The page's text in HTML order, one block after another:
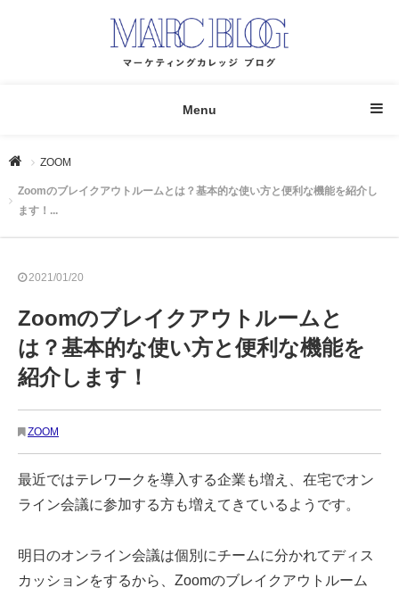
Menu
ZOOM
Zoomのブレイクアウトルームとは？基本的な使い方と便利な機能を紹介し
ます！...
2021/01/20
Zoomのブレイクアウトルームと
は？基本的な使い方と便利な機能を
紹介します！
ZOOM
最近ではテレワークを導入する企業も増え、在宅でオン
ライン会議に参加する方も増えてきているようです。
明日のオンライン会議は個別にチームに分かれてディス
カッションをするから、Zoomのブレイクアウトルーム